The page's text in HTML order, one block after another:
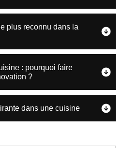
plus reconnu dans la
: pourquoi faire
?
dans une cuisine